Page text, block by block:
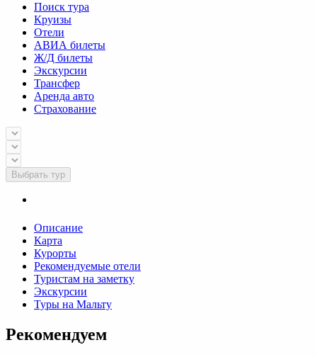
Поиск тура
Круизы
Отели
АВИА билеты
Ж/Д билеты
Экскурсии
Трансфер
Аренда авто
Страхование
Выбрать тур
Описание
Карта
Курорты
Рекомендуемые отели
Туристам на заметку
Экскурсии
Туры на Мальту
Рекомендуем